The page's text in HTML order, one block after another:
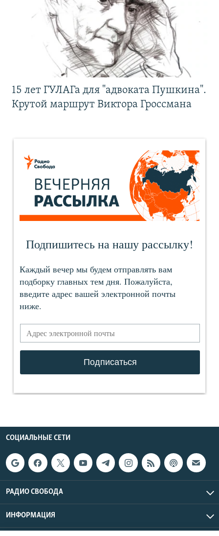
15 лет ГУЛАГа для "адвоката Пушкина".
Крутой маршрут Виктора Гроссмана
СОЦИАЛЬНЫЕ СЕТИ
РАДИО СВОБОДА
ИНФОРМАЦИЯ